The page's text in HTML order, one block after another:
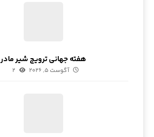
هفته جهانی ترویج شیر مادر
آگوست ۵, ۲۰۲۶ ۲